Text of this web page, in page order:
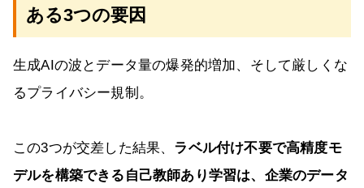
ある3つの要因
生成AIの波とデータ量の爆発的増加、そして厳しくな
るプライバシー規制。
この3つが交差した結果、 ラベル付け不要で高精度モ
デルを構築できる自己教師あり学習は、企業のデータ